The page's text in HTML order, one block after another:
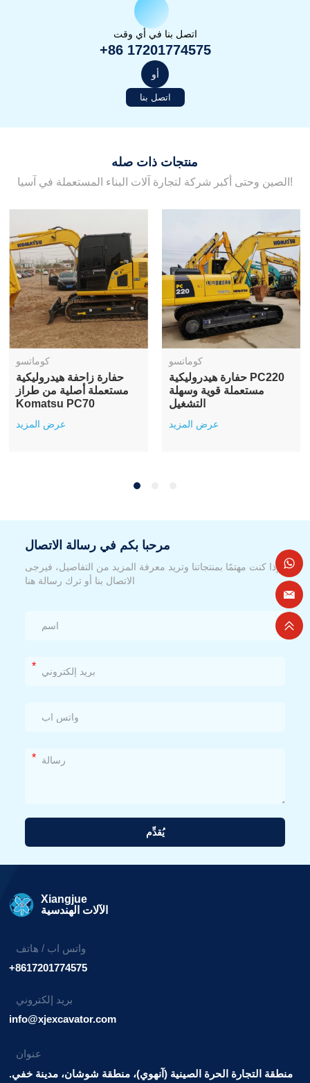
اتصل بنا في أي وقت
+86 17201774575
أو
اتصل بنا
منتجات ذات صله
الصين وحتى أكبر شركة لتجارة آلات البناء المستعملة في آسيا!
كوماتسو
حفارة زاحفة هيدروليكية
مستعملة أصلية من طراز
Komatsu PC70
عرض المزيد
كوماتسو
حفارة هيدروليكية PC220
مستعملة قوية وسهلة
التشغيل
عرض المزيد
مرحبا بكم في رسالة الاتصال
إذا كنت مهتمًا بمنتجاتنا وتريد معرفة المزيد من التفاصيل، فيرجى
الاتصال بنا أو ترك رسالة هنا
*
*
يُقدِّم
Xiangjue
الآلات الهندسية
واتس اب / هاتف
+8617201774575
بريد إلكتروني
info@xjexcavator.com
عنوان
منطقة التجارة الحرة الصينية (آنهوي)، منطقة شوشان، مدينة خفي.